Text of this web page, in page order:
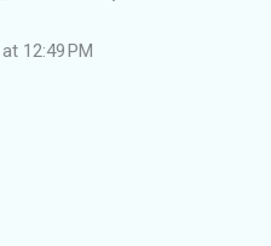
12:49 PM